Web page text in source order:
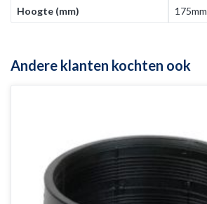
Hoogte (mm)
175mm
Andere klanten kochten ook